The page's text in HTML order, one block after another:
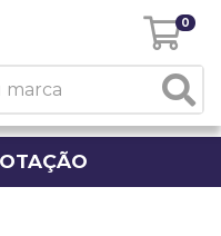
0